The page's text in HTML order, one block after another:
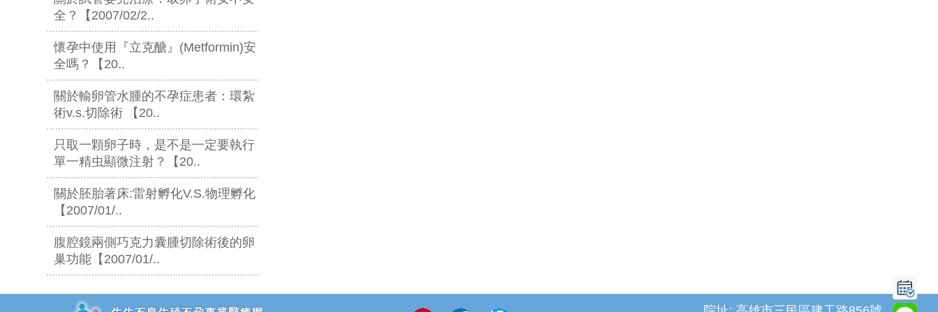
全？【2007/02/2..
懷孕中使用『立克醣』(Metformin)安
全嗎？【20..
關於輸卵管水腫的不孕症患者：環紮
術v.s.切除術 【20..
只取一顆卵子時，是不是一定要執行
單一精虫顯微注射？【20..
關於胚胎著床:雷射孵化V.S.物理孵化
【2007/01/..
腹腔鏡兩側巧克力囊腫切除術後的卵
巢功能【2007/01/..